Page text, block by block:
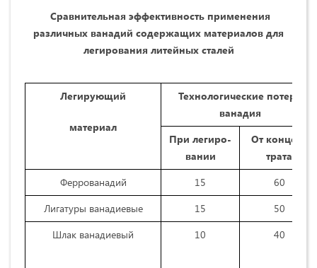
Сравнительная эффективность применения
различных ванадий содержащих материалов для
легирования литейных сталей
Легирующий
материал
Технологические потери
ванадия
При легиро­
вании
От концен­
трата
Феррованадий
15
60
Лигатуры ванадиевые
15
50
Шлак ванадиевый
10 40